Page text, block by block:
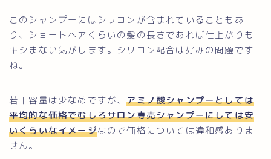
このシャンプーにはシリコンが含まれていることもあ
り、ショートヘアくらいの髪の長さであれば仕上がりも
キシまない気がします。シリコン配合は好みの問題です
ね。
若干容量は少なめですが、アミノ酸シャンプーとしては
平均的な価格でむしろサロン専売シャンプーにしては安
いくらいなイメージなので価格については違和感ありま
せん。